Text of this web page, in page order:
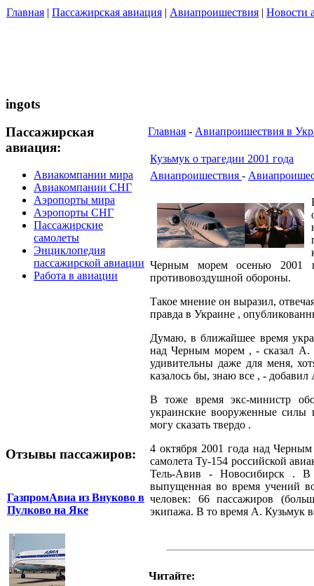
Главная | Пассажирская авиация | Авиапроишествия | Новости
ingots
Пассажирская
авиация:
Авиакомпании мира
Авиакомпании СНГ
Аэропорты мира
Аэропорты СНГ
Пассажирские
самолеты
Энциклопедия
пассажирской авиации
Работа в авиации
Отзывы пассажиров:
ГазпромАвиа из Внуково в
Пулково на Яке
Главная - Авиапроишествия в
Кузьмук о трагедии 2001 года
Авиапроишествия -
Черным морем осенью 2001
противовоздушной обороны.
Такое мнение он выразил,
правда в Украине ,
Думаю, в ближайшее время
над Черным морем , - сказал А.
удивительны даже для меня,
казалось бы, знаю все , -
В тоже время экс-министр
украинские вооруженные силы
могу сказать твердо .
4 октября 2001 года над
самолета Ту-154 российской
Тель-Авив - Новосибирск . В
выпущенная во время учений
человек: 66 пассажиров
экипажа. В то время А. Кузьмук
Читайте: